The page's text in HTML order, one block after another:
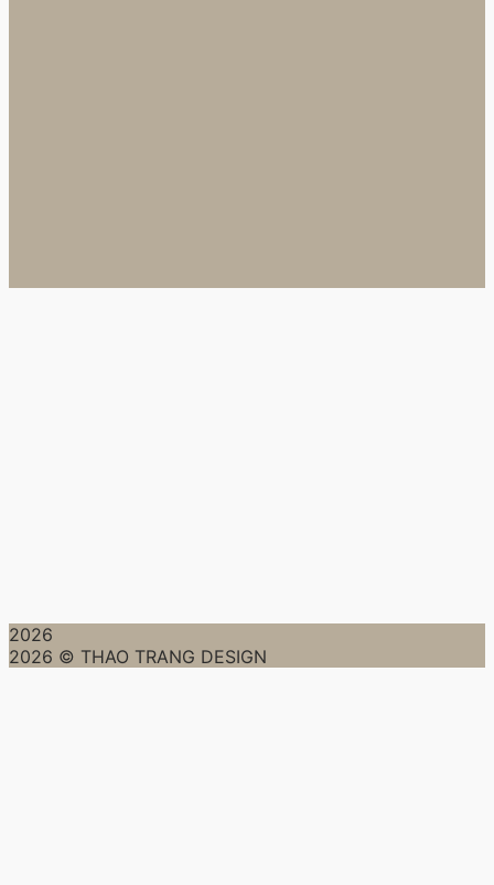
2026
2026 © THAO TRANG DESIGN